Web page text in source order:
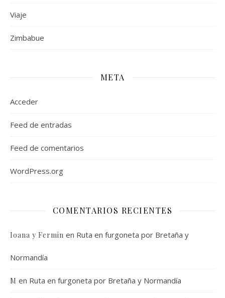
Viaje
Zimbabue
META
Acceder
Feed de entradas
Feed de comentarios
WordPress.org
COMENTARIOS RECIENTES
Ioana y Fermin en Ruta en furgoneta por Bretaña y
Normandía
M en Ruta en furgoneta por Bretaña y Normandía